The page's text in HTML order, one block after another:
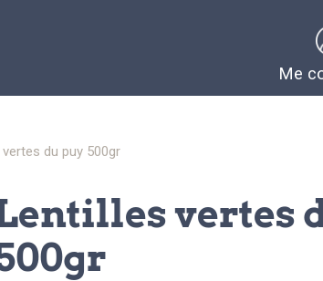
Me
du puy 500gr
du puy